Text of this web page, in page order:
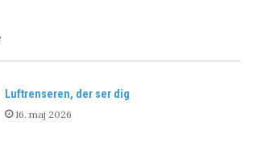
Luftrenseren, der ser dig
16. maj 2026